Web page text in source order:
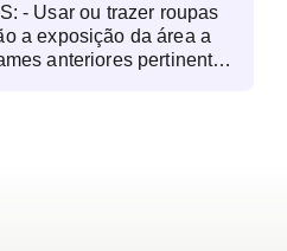
- Usar ou trazer roupas
a exposição da área a
anteriores pertinentes